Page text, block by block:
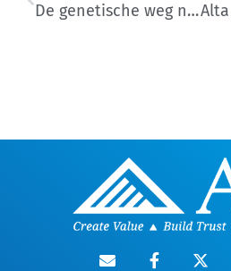
De genetische weg naar gezondere koeien